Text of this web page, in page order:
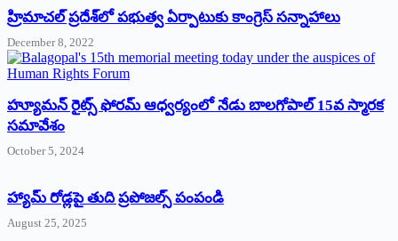
‌హ్రిమాచల్‌ ‌ప్రదేశ్‌లో పభుత్వ ఏర్పాటుకు కాంగ్రెస్‌ ‌సన్నాహాలు
December 8, 2022
హ్యూమన్‌ రైట్స్‌ ఫోరమ్‌ ఆధ్వర్యంలో నేడు బాలగోపాల్‌ 15వ స్మారక
సమావేశం
October 5, 2024
హ్యామ్‌ రోడ్లపై తుది ప్రపోజల్స్‌ పంపండి
August 25, 2025